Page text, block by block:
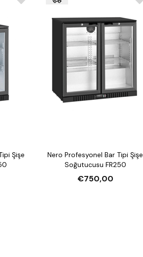
Şişe
Nero Profesyonel Bar Tipi Şişe
Soğutucusu FR250
€750,00